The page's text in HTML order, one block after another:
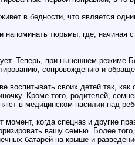
в бедности, что является
тюрьмы, где, начиная с
Теперь, при нынешнем
сопровождению и
воспитывать своих детей так,
Кроме того, родителей,
в медицинском насилии над
момент, когда спецназ и другие
вашу семью. Более
батарей на крыше и